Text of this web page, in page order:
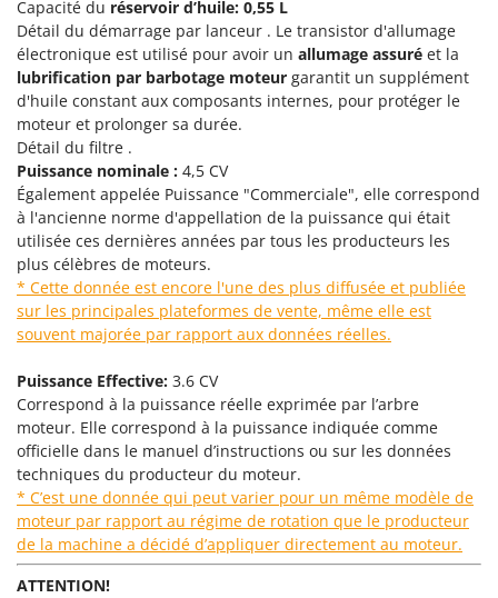
Pulvérisateurs
Pulvérisateurs portés
R
Rafraîchisseurs d'air par évaporation
Rampes de chargement en aluminium
Râpes à fromage électriques
Râteaux pour tracteur
Remplisseuses
Robots nettoyeurs de piscine
Robots Tondeuses
Rogneuses de souches
Rouleaux pour tracteur
S
Scies à os
Scies à Ruban
Scies alternatives à batterie
Scies de jardin télescopiques
Sécateurs électriques à batterie
GRIFO
GVS
GYS
H
Hailo
Helvi
Henx
HiKOKI
Honda
I
Idromatic
Il-Tec
Imperia
Infaco
Intec
Intex
Italyco
ITM
Capacité du réservoir d’huile: 0,55 L
Détail du démarrage par lanceur . Le transistor d'allumage
électronique est utilisé pour avoir un allumage assuré et la
lubrification par barbotage moteur garantit un supplément
d'huile constant aux composants internes, pour protéger le
moteur et prolonger sa durée.
Détail du filtre .
Puissance nominale : 4,5 CV
Également appelée Puissance "Commerciale", elle correspond
à l'ancienne norme d'appellation de la puissance qui était
utilisée ces dernières années par tous les producteurs les
plus célèbres de moteurs.
* Cette donnée est encore l'une des plus diffusée et publiée
sur les principales plateformes de vente, même elle est
souvent majorée par rapport aux données réelles.
Puissance Effective: 3.6 CV
Correspond à la puissance réelle exprimée par l’arbre
moteur. Elle correspond à la puissance indiquée comme
officielle dans le manuel d’instructions ou sur les données
techniques du producteur du moteur.
* C’est une donnée qui peut varier pour un même modèle de
moteur par rapport au régime de rotation que le producteur
de la machine a décidé d’appliquer directement au moteur.
ATTENTION!